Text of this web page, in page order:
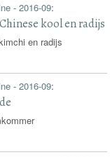
- 2016-09:
kool en radijs
en radijs
- 2016-09: